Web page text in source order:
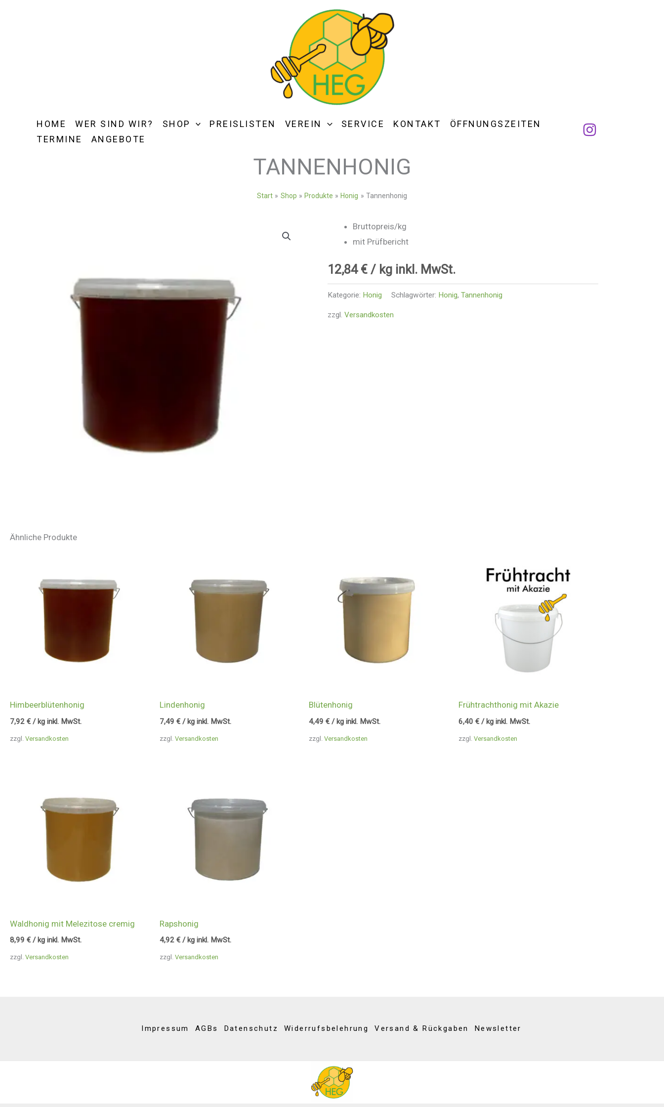
HOME WER SIND WIR? SHOP PREISLISTEN VEREIN SERVICE KONTAKT
ÖFFNUNGSZEITEN
TERMINE
ANGEBOTE
TANNENHONIG
Start Shop Produkte Honig Tannenhonig
Bruttopreis/kg
mit Prüfbericht
12,84 € / kg inkl. MwSt.
Kategorie: Honig Schlagwörter: Honig, Tannenhonig
zzgl. Versandkosten
Ähnliche Produkte
zzgl. Versandkosten
Himbeerblütenhonig
7,92 € / kg inkl. MwSt.
zzgl. Versandkosten
Lindenhonig
7,49 € / kg inkl. MwSt.
zzgl.Versandkosten
Blütenhonig
4,49€ / kg inkl. MwSt.
zzgl. Versandkosten
Frühtrachthonig mit Akazie
6,40 € / kg inkl. MwSt.
zzgl. Versandkosten
Waldhonig mit Melezitose cremig
8,99 € / kg inkl. MwSt.
zzgl. Versandkosten
Rapshonig
4,92 € / kg inkl. MwSt.
Impressum AGBs Datenschutz Widerrufsbelehrung Versand & Rückgaben Newsletter